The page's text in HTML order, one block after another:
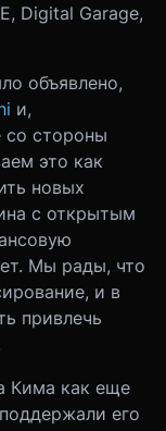
Digital Garage,
объявлено,
и,
со стороны
это как
новых
с открытым
Мы рады, что
и в
привлечь
Кима как еще
его